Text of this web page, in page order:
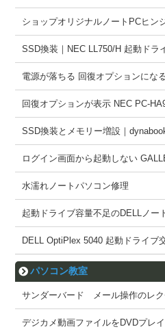
ショップオリジナルノートPCヒン
SSD換装｜NEC LL750/H 起動ドラ
電源が落ちる 回復オプションにな
回復オプションが表示 NEC PC-
SSD換装とメモリー増設｜
ログイン画面から起動しない
水濡れノートパソコン修理
起動ドライブ容量不足のDELLノー
DELL OptiPlex 5040 起動ドライブ
パソコン教室
サンダーバード メール操作のレク
デジカメ動画ファイルをDVDプレ